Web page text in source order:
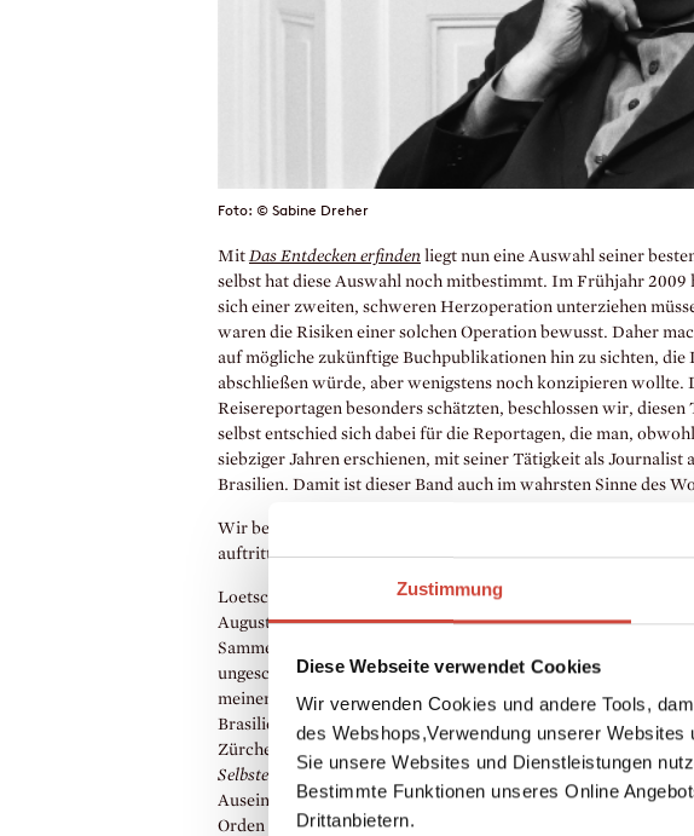
Zustimmung
Diese Webseite verwendet Cookies
Wir verwenden Cookies und andere Tools,
des Webshops,Verwendung unserer
Sie unsere Websites und Dienstleistungen
Bestimmte Funktionen unseres Online
Drittanbietern.
Foto: © Sabine Dreher
Mit Das Entdecken erfinden liegt nun eine Auswahl seiner
selbst hat diese Auswahl noch mitbestimmt. Im Frühjahr 2009
sich einer zweiten, schweren Herzoperation unterziehen
waren die Risiken einer solchen Operation bewusst. Daher
auf mögliche zukünftige Buchpublikationen hin zu sichten,
abschließen würde, aber wenigstens noch konzipieren wollte.
Reisereportagen besonders schätzten, beschlossen wir,
selbst entschied sich dabei für die Reportagen, die man,
siebziger Jahren erschienen, mit seiner Tätigkeit als Journalist
Brasilien. Damit ist dieser Band auch im wahrsten Sinne des
Wir beschränkten uns bei der Auswahl auf Reportagen, in
auftritt. Diese Texte haben einen literarischen Wert, der über
Loetschers Befürchtungen, was seine Herzoperation betraf,
August 2009 erlag er postoperativen Komplikationen. So
Sammelband nicht mehr gemeinsam beenden, auch ein von
ungeschrieben. Als Einführung in den Band habe ich den 1992
meinem Brasilien« gewählt, in dem Loetscher den Gründen
Brasilien nachspürt. Für den Titel ließ ich mich von dem
Zürcher Kunsthaus inspirieren, den Loetscher herausgegeben
Selbstentdeckung (1992). Für seine Rolle als Organisator
Auseinandersetzung mit Brasilien erhielt Loetscher damals
Orden vom Kreuz des Südens. Kaum eine Auszeichnung hat